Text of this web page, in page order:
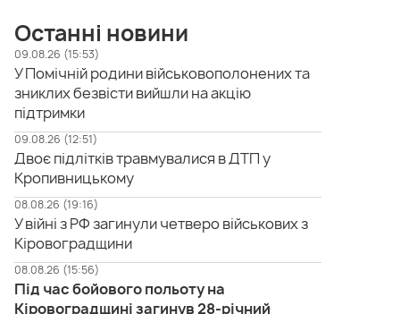
Останні новини
09.08.26 (15:53)
У Помічній родини військовополонених та
зниклих безвісти вийшли на акцію
підтримки
09.08.26 (12:51)
Двоє підлітків травмувалися в ДТП у
Кропивницькому
08.08.26 (19:16)
У війні з РФ загинули четверо військових з
Кіровоградщини
08.08.26 (15:56)
Під час бойового польоту на
Кіровоградщині загинув 28-річний